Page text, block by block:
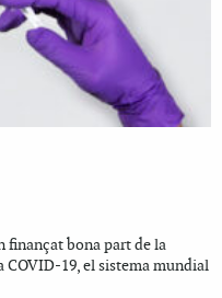
finançat bona part de la
COVID-19, el sistema mundial